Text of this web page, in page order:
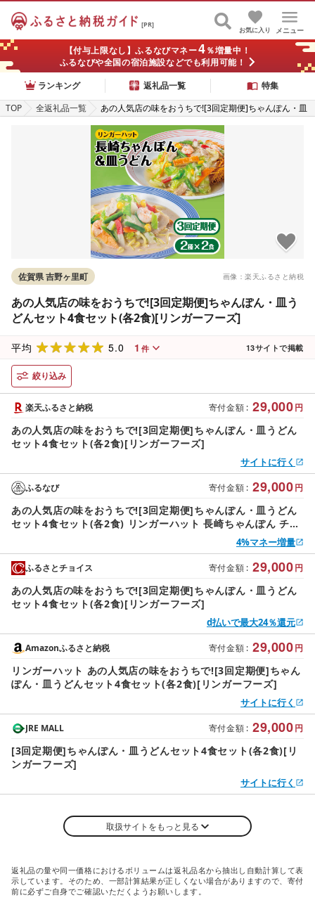
[PR]
メニュー
お気に入り
【付与上限なし】ふるなびマネー4％増量中！
ふるなびや全国の宿泊施設などでも利用可能！
ランキング
返礼品一覧
特集
TOP
全返礼品一覧
あの人気店の味をおうちで![3回定期便]ちゃんぽん・皿
うどんセット4食セット(各2食)[リンガーフーズ]
画像：楽天ふるさと納税
佐賀県 吉野ヶ里町
あの人気店の味をおうちで![3回定期便]ちゃんぽん・皿う
どんセット4食セット(各2食)[リンガーフーズ]
平均 5.0 1 件 13サイトで掲載
絞り込み
寄付金額 : 29,000円
楽天ふるさと納税
あの人気店の味をおうちで![3回定期便]ちゃんぽん・皿うどん
セット4食セット(各2食)[リンガーフーズ]
サイトに行く
寄付金額 : 29,000円
ふるなび
あの人気店の味をおうちで![3回定期便]ちゃんぽん・皿うどん
セット4食セット(各2食) リンガーハット 長崎ちゃんぽん チャ
4%マネー増量
寄付金額 : 29,000円
ふるさとチョイス
あの人気店の味をおうちで![3回定期便]ちゃんぽん・皿うどん
セット4食セット(各2食)[リンガーフーズ]
d払いで最大24％還元
寄付金額 : 29,000円
Amazonふるさと納税
リンガーハット あの人気店の味をおうちで![3回定期便]ちゃん
ぽん・皿うどんセット4食セット(各2食)[リンガーフーズ]
サイトに行く
寄付金額 : 29,000円
JRE MALL
[3回定期便]ちゃんぽん・皿うどんセット4食セット(各2食)[リ
ンガーフーズ]
サイトに行く
取扱サイトをもっと見る
返礼品の量や同一価格におけるボリュームは返礼品名から抽出し自動計算して表
示しています。そのため、一部計算結果が正しくない場合がありますので、寄付
前に必ずご自身でご確認いただくようお願いします。